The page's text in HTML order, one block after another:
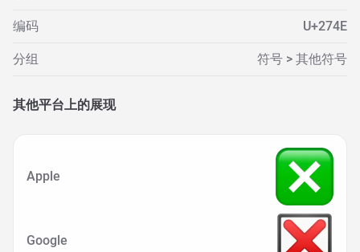
编码 U+274E
分组 符号 > 其他符号
其他平台上的展现
Apple
Google